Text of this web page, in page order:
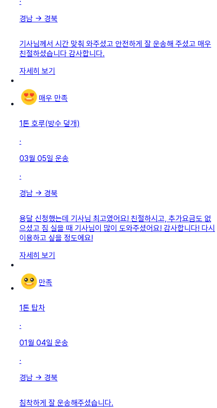
경남 → 경북
기사님께서 시간 맞춰 와주셨고 안전하게 잘 운송해 주셨고 매우
친절하셨습니다 감사합니다.
자세히 보기
매우 만족
1톤 호루(방수 덮개)
·
03월 05일 운송
·
경남 → 경북
용달 신청했는데 기사님 최고였어요! 친절하시고, 추가요금도 없
으셨고 짐 실을 때 기사님이 많이 도와주셨어요! 감사합니다! 다시
이용하고 싶을 정도에요!
자세히 보기
만족
1톤 탑차
·
01월 04일 운송
·
경남 → 경북
침착하게 잘 운송해주셨습니다.